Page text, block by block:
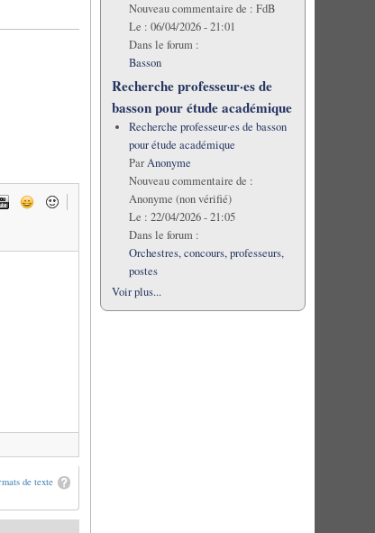
de texte
Nouveau commentaire de : FdB
Le : 06/04/2026 - 21:01
Dans le forum :
Basson
Recherche professeur·es de
basson pour étude académique
Recherche professeur·es de basson
pour étude académique
ParAnonyme
Nouveau commentaire de :
Anonyme (non vérifié)
Le : 22/04/2026 - 21:05
Dans le forum :
Orchestres, concours, professeurs,
postes
Voir plus...